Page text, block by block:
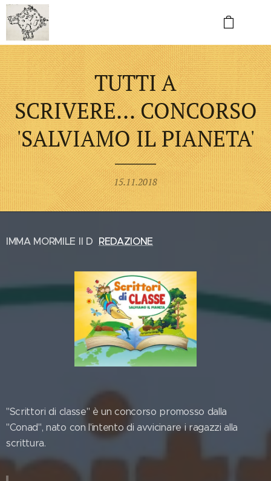
TUTTI A
SCRIVERE... CONCORSO
'SALVIAMO IL PIANETA'
15.11.2018
IMMA MORMILE II D REDAZIONE
"Scrittori di classe" è un concorso promosso dalla
"Conad", nato con l'intento di avvicinare i ragazzi alla
scrittura.